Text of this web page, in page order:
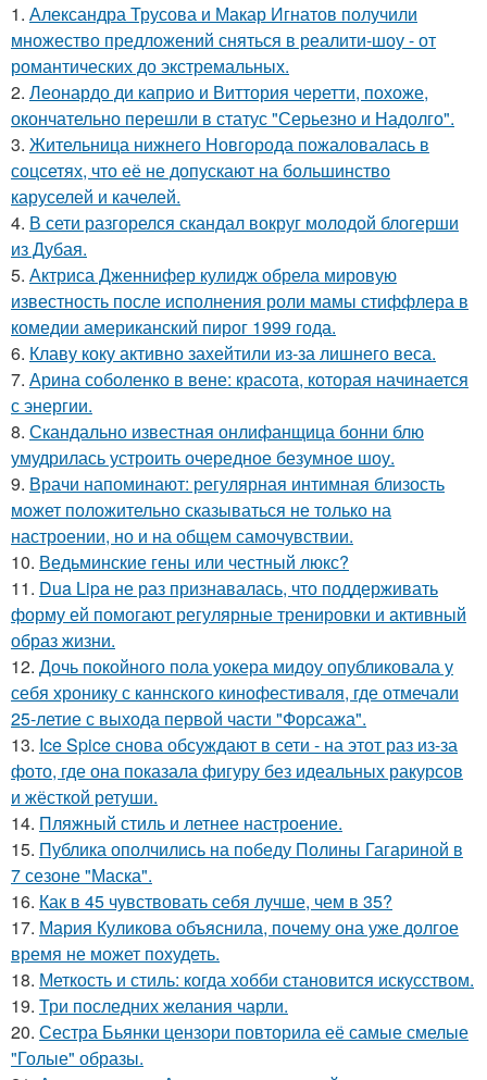
1. Александра Трусова и Макар Игнатов получили
множество предложений сняться в реалити-шоу - от
романтических до экстремальных.
2. Леонардо ди каприо и Виттория черетти, похоже,
окончательно перешли в статус "Серьезно и Надолго".
3. Жительница нижнего Новгорода пожаловалась в
соцсетях, что её не допускают на большинство
каруселей и качелей.
4. В сети разгорелся скандал вокруг молодой блогерши
из Дубая.
5. Актриса Дженнифер кулидж обрела мировую
известность после исполнения роли мамы стиффлера в
комедии американский пирог 1999 года.
6. Клаву коку активно захейтили из-за лишнего веса.
7. Арина соболенко в вене: красота, которая начинается
с энергии.
8. Скандально известная онлифанщица бонни блю
умудрилась устроить очередное безумное шоу.
9. Врачи напоминают: регулярная интимная близость
может положительно сказываться не только на
настроении, но и на общем самочувствии.
10. Ведьминские гены или честный люкс?
11. Dua Lipa не раз признавалась, что поддерживать
форму ей помогают регулярные тренировки и активный
образ жизни.
12. Дочь покойного пола уокера мидоу опубликовала у
себя хронику с каннского кинофестиваля, где отмечали
25-летие с выхода первой части "Форсажа".
13. Ice Spice снова обсуждают в сети - на этот раз из-за
фото, где она показала фигуру без идеальных ракурсов
и жёсткой ретуши.
14. Пляжный стиль и летнее настроение.
15. Публика ополчились на победу Полины Гагариной в
7 сезоне "Маска".
16. Как в 45 чувствовать себя лучше, чем в 35?
17. Мария Куликова объяснила, почему она уже долгое
время не может похудеть.
18. Меткость и стиль: когда хобби становится искусством.
19. Три последних желания чарли.
20. Сестра Бьянки цензори повторила её самые смелые
"Голые" образы.